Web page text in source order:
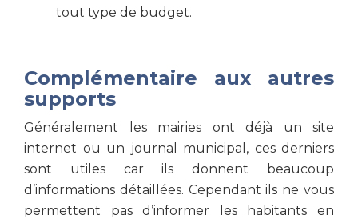
tout type de budget.
Complémentaire aux autres
supports
Généralement les mairies ont déjà un site
internet ou un journal municipal, ces derniers
sont utiles car ils donnent beaucoup
d’informations détaillées. Cependant ils ne vous
permettent pas d’informer les habitants en